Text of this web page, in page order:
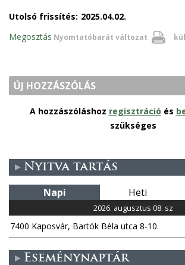
Utolsó frissítés: 2025.04.02.
Nyomtatóbarát változat
Megosztás
ÚJ HOZZÁSZÓLÁS
A hozzászóláshoz regisztráció és
szükséges
Nyitva tartás
Napi Heti
2026. augusztus 08. sz
7400 Kaposvár, Bartók Béla utca 8-10.
Eseménynaptár